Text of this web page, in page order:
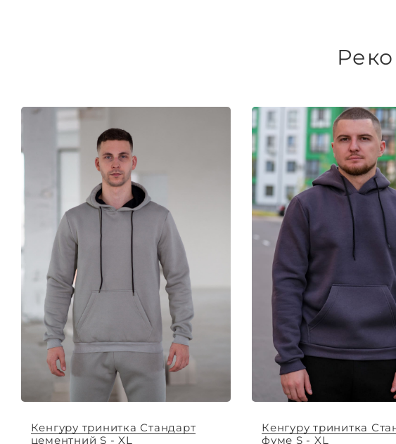
Кенгуру тринитка Стандарт
цементний S - XL
Кенгуру тринитка
фуме S - XL